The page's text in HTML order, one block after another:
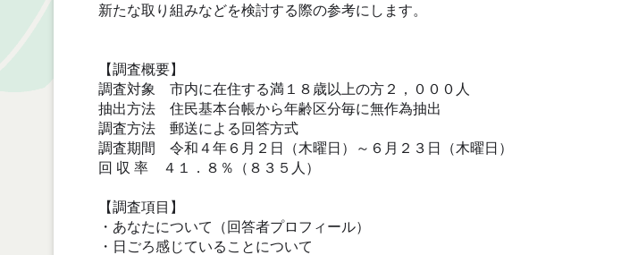
新たな取り組みなどを検討する際の参考にします。
【調査概要】
調査対象 市内に在住する満１８歳以上の方２，０００人
抽出方法 住民基本台帳から年齢区分毎に無作為抽出
調査方法 郵送による回答方式
調査期間 令和４年６月２日（木曜日）～６月２３日（木曜日）
回 収 率 ４１．８％（８３５人）
【調査項目】
・あなたについて（回答者プロフィール）
・日ごろ感じていることについて